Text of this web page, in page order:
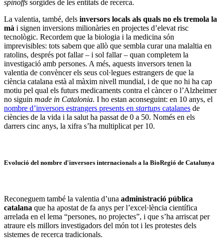
spinoffs sorgides de les entitats de recerca.
La valentia, també, dels inversors locals als quals no els tremola la
mà i signen inversions milionàries en projectes d’elevat risc
tecnològic. Recordem que la biologia i la medicina són
imprevisibles: tots sabem que allò que sembla curar una malaltia en
ratolins, després pot fallar – i sol fallar – quan completem la
investigació amb persones. A més, aquests inversors tenen la
valentia de convèncer els seus col·legues estrangers de que la
ciència catalana està al màxim nivell mundial, i de que no hi ha cap
motiu pel qual els futurs medicaments contra el càncer o l’Alzheimer
no siguin made in Catalonia. I ho estan aconseguint: en 10 anys, el
nombre d’inversors estrangers presents en startups catalanes de
ciències de la vida i la salut ha passat de 0 a 50. Només en els
darrers cinc anys, la xifra s’ha multiplicat per 10.
Evolució del nombre d'inversors internacionals a la BioRegió de Catalunya
Reconeguem també la valentia d’una administració pública
catalana que ha apostat de fa anys per l’excel·lència científica
arrelada en el lema “persones, no projectes”, i que s’ha arriscat per
atraure els millors investigadors del món tot i les protestes dels
sistemes de recerca tradicionals.